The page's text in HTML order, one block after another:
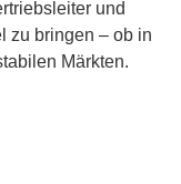
und
zu bringen – ob in
Märkten.